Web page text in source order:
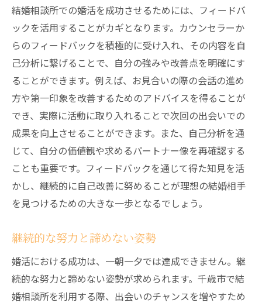
結婚相談所での婚活を成功させるためには、フィードバ
ックを活用することがカギとなります。カウンセラーか
らのフィードバックを積極的に受け入れ、その内容を自
己分析に繋げることで、自分の強みや改善点を明確にす
ることができます。例えば、お見合いの際の会話の進め
方や第一印象を改善するためのアドバイスを得ることが
でき、実際に活動に取り入れることで次回の出会いでの
成果を向上させることができます。また、自己分析を通
じて、自分の価値観や求めるパートナー像を再確認する
ことも重要です。フィードバックを通じて得た知見を活
かし、継続的に自己改善に努めることが理想の結婚相手
を見つけるための大きな一歩となるでしょう。
継続的な努力と諦めない姿勢
婚活における成功は、一朝一夕では達成できません。継
続的な努力と諦めない姿勢が求められます。千歳市で結
婚相談所を利用する際、出会いのチャンスを増やすため